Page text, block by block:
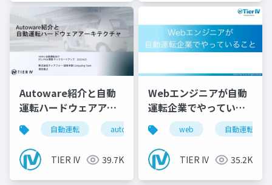
Autoware紹介と自動
運転ハードウェアアー
キテクチャ
自動運転 autoware tieriv fpga
TIER IV 39.7K
Webエンジニアが自動
運転企業でやっている
こと
web 自動運転
TIER IV 35.2K